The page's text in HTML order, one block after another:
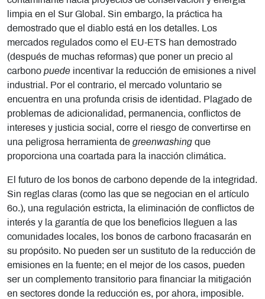
limpia en el Sur Global. Sin embargo, la práctica ha
demostrado que el diablo está en los detalles. Los
mercados regulados como el EU-ETS han demostrado
(después de muchas reformas) que poner un precio al
carbono puede incentivar la reducción de emisiones a nivel
industrial. Por el contrario, el mercado voluntario se
encuentra en una profunda crisis de identidad. Plagado de
problemas de adicionalidad, permanencia, conflictos de
intereses y justicia social, corre el riesgo de convertirse en
una peligrosa herramienta de greenwashing que
proporciona una coartada para la inacción climática.
El futuro de los bonos de carbono depende de la integridad.
Sin reglas claras (como las que se negocian en el artículo
6o.), una regulación estricta, la eliminación de conflictos de
interés y la garantía de que los beneficios lleguen a las
comunidades locales, los bonos de carbono fracasarán en
su propósito. No pueden ser un sustituto de la reducción de
emisiones en la fuente; en el mejor de los casos, pueden
ser un complemento transitorio para financiar la mitigación
en sectores donde la reducción es, por ahora, imposible.